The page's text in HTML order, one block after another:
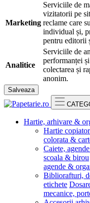
Marketing
Serviciile de
vizitatorii pe
reclame care
individual și,
pentru editorii
Analitice
Serviciile de
performanței
colectarea și
anonim.
Salveaza
Hartie, arhivare &
Hartie
colorata &
Caiete,
scoala & birou
agende &
Bibliorafturi,
etichete
mecanice,